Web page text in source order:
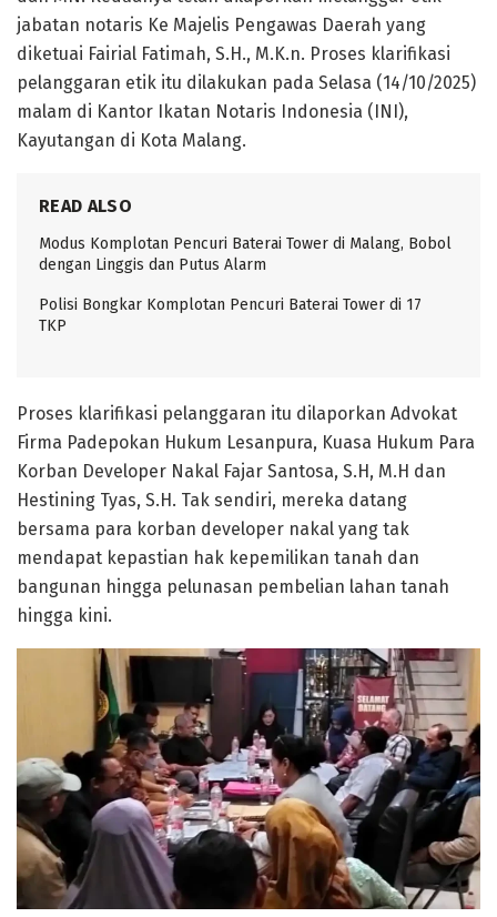
jabatan notaris Ke Majelis Pengawas Daerah yang
diketuai Fairial Fatimah, S.H., M.K.n. Proses klarifikasi
pelanggaran etik itu dilakukan pada Selasa (14/10/2025)
malam di Kantor Ikatan Notaris Indonesia (INI),
Kayutangan di Kota Malang.
READ ALSO
Modus Komplotan Pencuri Baterai Tower di Malang, Bobol
dengan Linggis dan Putus Alarm
Polisi Bongkar Komplotan Pencuri Baterai Tower di 17
TKP
Proses klarifikasi pelanggaran itu dilaporkan Advokat
Firma Padepokan Hukum Lesanpura, Kuasa Hukum Para
Korban Developer Nakal Fajar Santosa, S.H, M.H dan
Hestining Tyas, S.H. Tak sendiri, mereka datang
bersama para korban developer nakal yang tak
mendapat kepastian hak kepemilikan tanah dan
bangunan hingga pelunasan pembelian lahan tanah
hingga kini.